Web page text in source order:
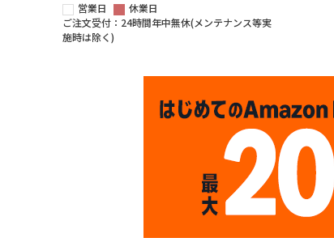
営業日
休業日
ご注文受付：24時間年中無休(メンテナンス等実
施時は除く)